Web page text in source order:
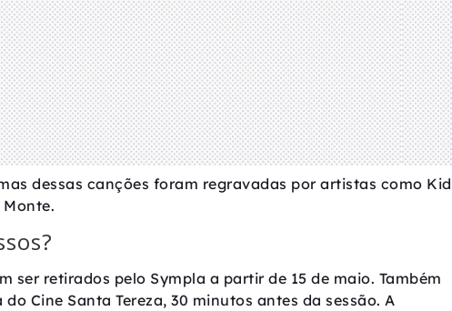
dessas canções foram regravadas por artistas como Kid
ser retirados pelo Sympla a partir de 15 de maio. Também
Cine Santa Tereza, 30 minutos antes da sessão. A